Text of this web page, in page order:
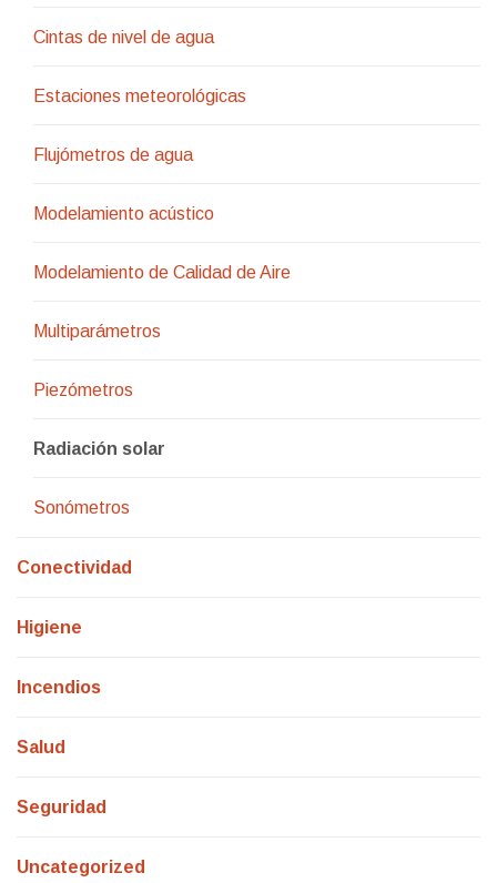
Cintas de nivel de agua
Estaciones meteorológicas
Flujómetros de agua
Modelamiento acústico
Modelamiento de Calidad de Aire
Multiparámetros
Piezómetros
Radiación solar
Sonómetros
Conectividad
Higiene
Incendios
Salud
Seguridad
Uncategorized